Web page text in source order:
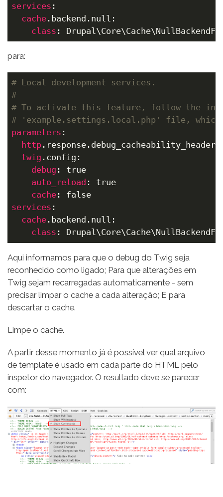
services :
cache .backend.null:
class :
para:
# Local development services.
#
# To activate this feature, follow the
# 'example.settings.local.php' file,
parameters :
http
twig .config:
debug : true
auto_reload : true
cache
services :
cache .backend.null:
class :
Aqui informamos para que o debug do Twig seja
reconhecido como ligado; Para que alterações em
Twig sejam recarregadas automaticamente - sem
precisar limpar o cache a cada alteração; E para
descartar o cache.
Limpe o cache.
A partir desse momento já é possível ver qual arquivo
de template é usado em cada parte do HTML pelo
inspetor do navegador. O resultado deve se parecer
com:
Image